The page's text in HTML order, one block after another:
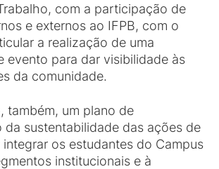
com a participação de
e externos ao IFPB, com o
a realização de uma
evento para dar visibilidade às
da comunidade.
também, um plano de
sustentabilidade das ações de
integrar os estudantes do Campus
institucionais e à